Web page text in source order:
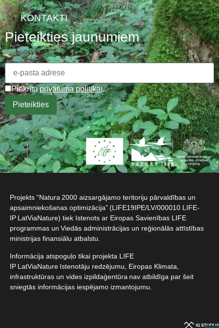
KONTAKTI
Pieteikties jaunumiem
Piekrītuprivātuma politikai.
Projekts “Natura 2000 aizsargājamo teritoriju pārvaldības un
apsaimniekošanas optimizācija” (LIFE19IPE/LV/000010 LIFE-
IP LatViaNature) tiek īstenots ar Eiropas Savienības LIFE
programmas un Viedās administrācijas un reģionālās attīstības
ministrijas finansiālu atbalstu.​
Informācija atspoguļo tikai projekta LIFE
IP LatViaNature īstenotāju redzējumu, Eiropas Klimata,
infrastruktūras un vides izpildaģentūra nav atbildīga par šeit
sniegtās informācijas iespējamo izmantojumu.​